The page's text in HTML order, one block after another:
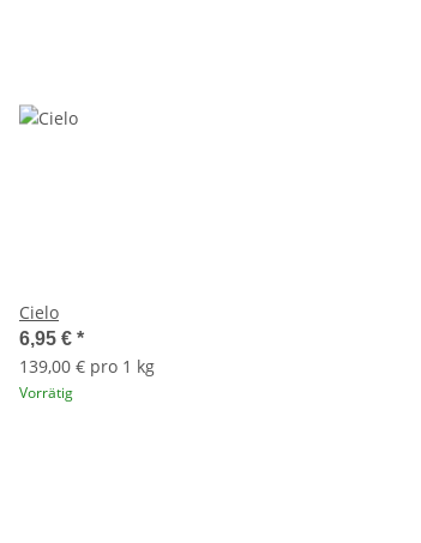
Cielo
6,95 € *
139,00 € pro 1 kg
Vorrätig